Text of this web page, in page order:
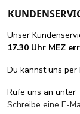
Unser
17.30 Uhr MEZ
Du kannst uns
Rufe uns an unter
Schreibe eine E-